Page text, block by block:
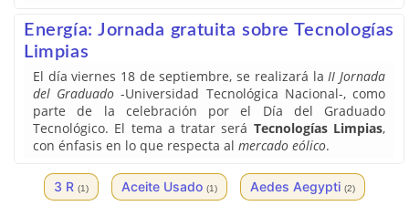
Energía: Jornada gratuita sobre Tecnologías
Limpias
El día viernes 18 de septiembre, se realizará laII Jornada
del Graduado -Universidad Tecnológica Nacional-, como
parte de la celebración por el Día del Graduado
Tecnológico. El tema a tratar será Tecnologías Limpias,
con énfasis en lo que respecta al mercado eólico.
3 R (1) Aceite Usado (1) Aedes Aegypti (2)